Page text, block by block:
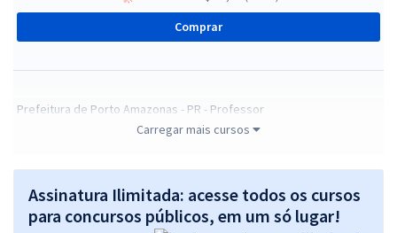
Comprar
Prefeitura de Porto Amazonas - PR - Professor
R$ 386,24à vista
Comprar
Carregar mais cursos
Assinatura Ilimitada: acesse todos os cursos
para concursos públicos, em um só lugar!